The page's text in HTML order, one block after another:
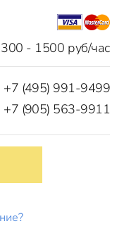
- 1500 руб/час
+7 (495) 991-9499
+7 (905) 563-9911